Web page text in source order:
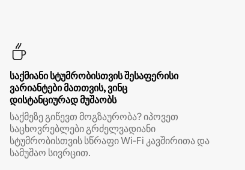
საქმიანი სტუმრობისთვის შესაფერისი
ვარიანტები მათთვის, ვინც
დისტანციურად მუშაობს
საქმეზე გიწევთ მოგზაურობა? იპოვეთ
საცხოვრებლები გრძელვადიანი
სტუმრობისთვის სწრაფი Wi‑Fi კავშირითა და
სამუშაო სივრცით.